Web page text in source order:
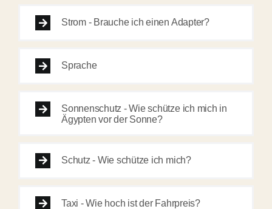
Strom - Brauche ich einen Adapter?
Sprache
Sonnenschutz - Wie schütze ich mich in
Ägypten vor der Sonne?
Schutz - Wie schütze ich mich?
Taxi - Wie hoch ist der Fahrpreis?